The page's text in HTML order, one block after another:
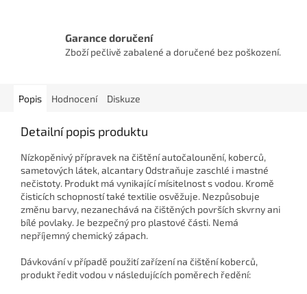
Garance doručení
Zboží pečlivě zabalené a doručené bez poškození.
Popis Hodnocení Diskuze
Detailní popis produktu
Nízkopěnivý přípravek na čištění autočalounění, koberců,
sametových látek, alcantary Odstraňuje zaschlé i mastné
nečistoty. Produkt má vynikající mísitelnost s vodou. Kromě
čisticích schopností také textilie osvěžuje. Nezpůsobuje
změnu barvy, nezanechává na čištěných površích skvrny ani
bílé povlaky. Je bezpečný pro plastové části. Nemá
nepříjemný chemický zápach.
Dávkování v případě použití zařízení na čištění koberců,
produkt ředit vodou v následujících poměrech ředění: